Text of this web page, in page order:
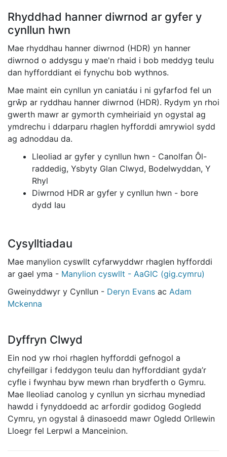
Rhyddhad hanner diwrnod ar gyfer y
cynllun hwn
Mae rhyddhau hanner diwrnod (HDR) yn hanner
diwrnod o addysgu y mae'n rhaid i bob meddyg teulu
dan hyfforddiant ei fynychu bob wythnos.
Mae maint ein cynllun yn caniatáu i ni gyfarfod fel un
grŵp ar ryddhau hanner diwrnod (HDR). Rydym yn rhoi
gwerth mawr ar gymorth cymheiriaid yn ogystal ag
ymdrechu i ddarparu rhaglen hyfforddi amrywiol sydd
ag adnoddau da.
Lleoliad ar gyfer y cynllun hwn - Canolfan Ôl-
raddedig, Ysbyty Glan Clwyd, Bodelwyddan, Y
Rhyl
Diwrnod HDR ar gyfer y cynllun hwn - bore
dydd Iau
Cysylltiadau
Mae manylion cyswllt cyfarwyddwr rhaglen hyfforddi
ar gael yma - Manylion cyswllt - AaGIC (gig.cymru)
Gweinyddwyr y Cynllun - Deryn Evans ac Adam
Mckenna
Dyffryn Clwyd
Ein nod yw rhoi rhaglen hyfforddi gefnogol a
chyfeillgar i feddygon teulu dan hyfforddiant gyda’r
cyfle i fwynhau byw mewn rhan brydferth o Gymru.
Mae lleoliad canolog y cynllun yn sicrhau mynediad
hawdd i fynyddoedd ac arfordir godidog Gogledd
Cymru, yn ogystal â dinasoedd mawr Ogledd Orllewin
Lloegr fel Lerpwl a Manceinion.